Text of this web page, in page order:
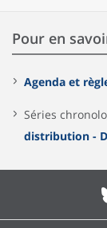
Pour en
Agenda et
Séries
distribution -